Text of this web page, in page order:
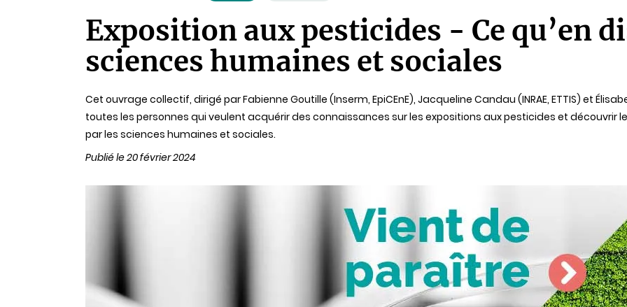
de
Exposition aux pesticides - Ce qu’en
sciences humaines et sociales
Cet ouvrage collectif, dirigé par Fabienne Goutille (Inserm, EpiCEnE), Jacqueline Candau (INRAE, ETTIS) et
toutes les personnes qui veulent acquérir des connaissances sur les expositions aux pesticides et découvrir
par les sciences humaines et sociales.
Publié le 20 février 2024